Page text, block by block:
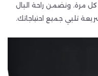
مرة. ونضمن راحة البال
تلبي جميع احتياجاتك.